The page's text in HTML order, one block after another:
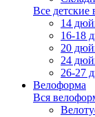
Все детские
14
16-18
20
24
26-27
Велоформа
Вся